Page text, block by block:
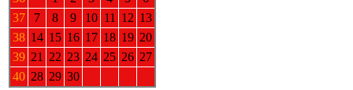
37
7 8 9 10 11 12 13
38 14 15 16 17 18 19 20
39 21 22 23 24 25 26 27
40 28 29 30